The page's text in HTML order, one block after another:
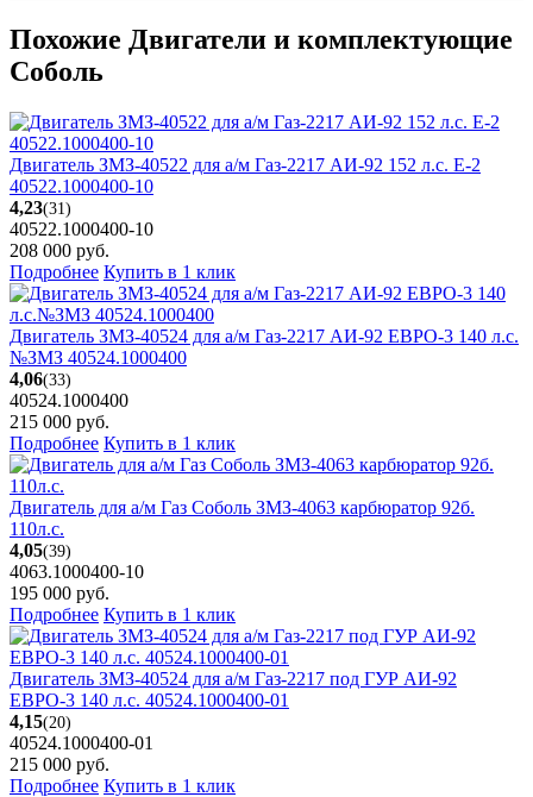
Похожие Двигатели и комплектующие
Соболь
Двигатель ЗМЗ-40522 для а/м Газ-2217 АИ-92 152 л.с. Е-2
40522.1000400-10
4,23(31)
40522.1000400-10
208 000 руб.
Подробнее Купить в 1 клик
Двигатель ЗМЗ-40524 для а/м Газ-2217 АИ-92 ЕВРО-3 140 л.с.
№ЗМЗ 40524.1000400
4,06(33)
40524.1000400
215 000 руб.
Подробнее Купить в 1 клик
Двигатель для а/м Газ Соболь ЗМЗ-4063 карбюратор 92б.
110л.с.
4,05(39)
4063.1000400-10
195 000 руб.
Подробнее Купить в 1 клик
Двигатель ЗМЗ-40524 для а/м Газ-2217 под ГУР АИ-92
ЕВРО-3 140 л.с. 40524.1000400-01
4,15(20)
40524.1000400-01
215 000 руб.
Подробнее Купить в 1 клик